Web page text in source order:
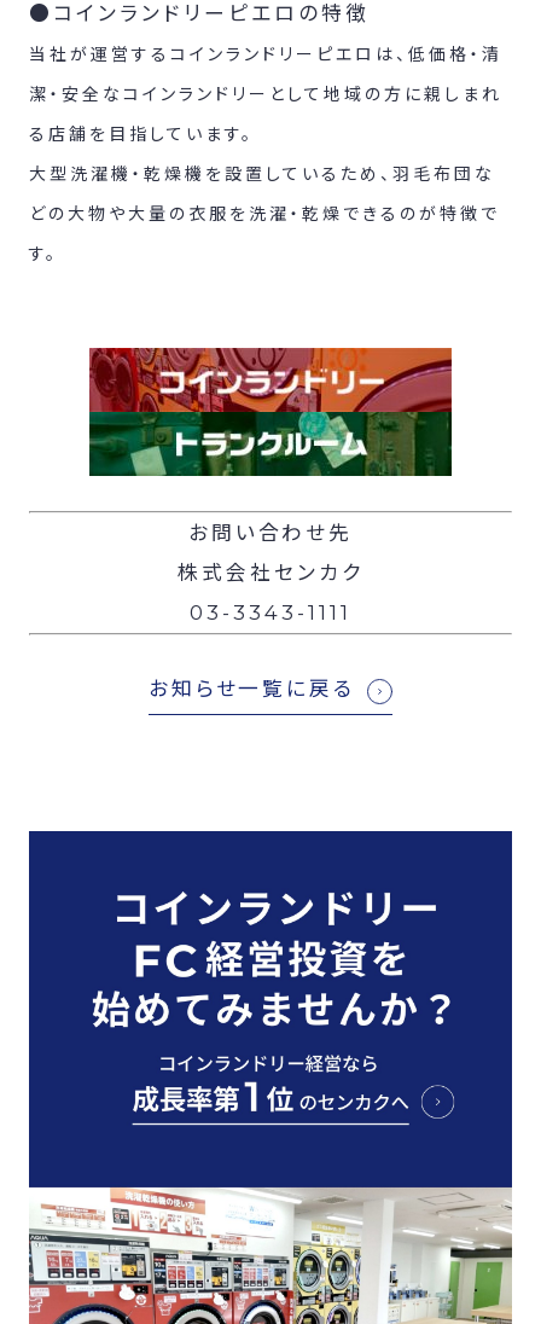
●コインランドリーピエロの特徴
当社が運営するコインランドリーピエロは、低価格・清
潔・安全なコインランドリーとして地域の方に親しまれ
る店舗を目指しています。
大型洗濯機・乾燥機を設置しているため、羽毛布団な
どの大物や大量の衣服を洗濯・乾燥できるのが特徴で
す。
お問い合わせ先
株式会社センカク
03-3343-1111
お知らせ一覧に戻る